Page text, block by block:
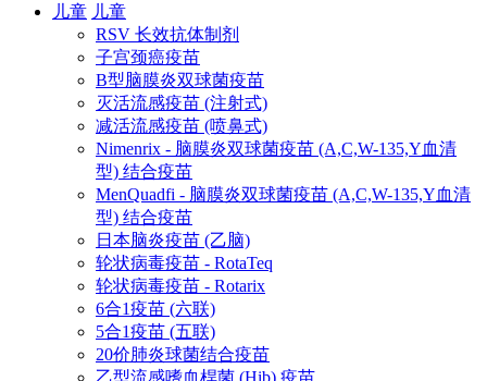
儿童 儿童
RSV 长效抗体制剂
子宫颈癌疫苗
B型脑膜炎双球菌疫苗
灭活流感疫苗 (注射式)
减活流感疫苗 (喷鼻式)
Nimenrix - 脑膜炎双球菌疫苗 (A,C,W-135,Y血清
型) 结合疫苗
MenQuadfi - 脑膜炎双球菌疫苗 (A,C,W-135,Y血清
型) 结合疫苗
日本脑炎疫苗 (乙脑)
轮状病毒疫苗 - RotaTeq
轮状病毒疫苗 - Rotarix
6合1疫苗 (六联)
5合1疫苗 (五联)
20价肺炎球菌结合疫苗
乙型流感嗜血桿菌 (Hib) 疫苗